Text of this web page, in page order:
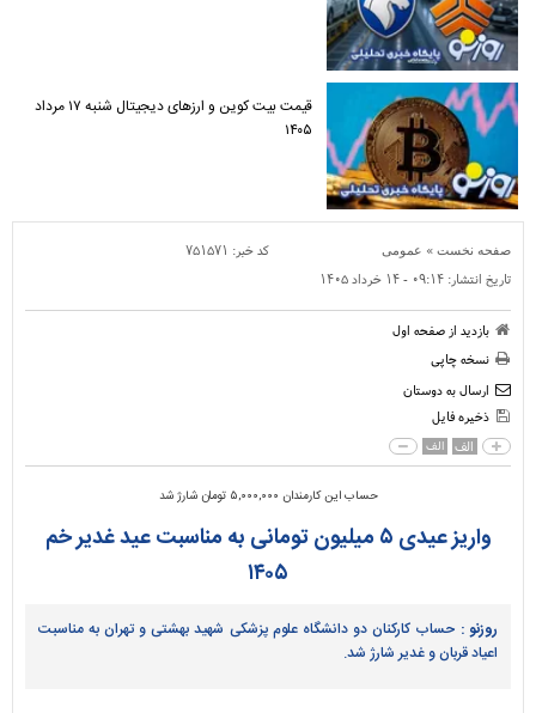
قیمت بیت کوین و ارز‌های دیجیتال شنبه ۱۷ مرداد
۱۴۰۵
صفحه نخست » عمومی کد خبر: ۷۵۱۵۷۱
تاریخ انتشار: ۰۹:۱۴ - ۱۴ خرداد ۱۴۰۵
بازدید از صفحه اول
نسخه چاپی
ارسال به دوستان
ذخیره فایل
الف الف
حساب این کارمندان ۵,۰۰۰,۰۰۰ تومان شارژ شد
واریز عیدی ۵ میلیون تومانی به مناسبت عید غدیر خم
۱۴۰۵
روزنو : حساب کارکنان دو دانشگاه علوم پزشکی شهید بهشتی و تهران به مناسبت
اعیاد قربان و غدیر شارژ شد.